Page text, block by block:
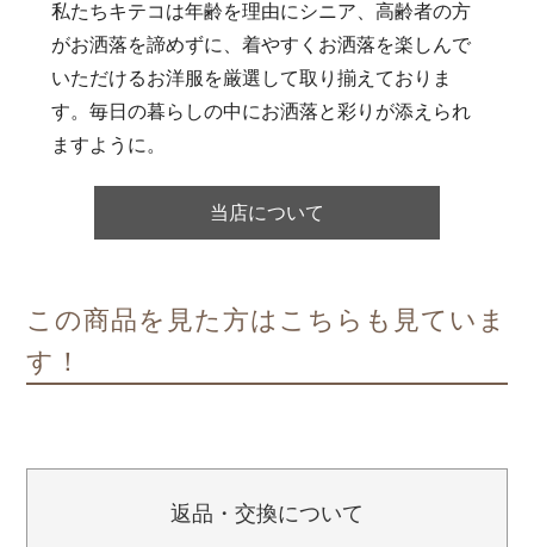
私たちキテコは年齢を理由にシニア、高齢者の方
がお洒落を諦めずに、着やすくお洒落を楽しんで
いただけるお洋服を厳選して取り揃えておりま
す。毎日の暮らしの中にお洒落と彩りが添えられ
ますように。
当店について
この商品を見た方はこちらも見ていま
す！
返品・交換について